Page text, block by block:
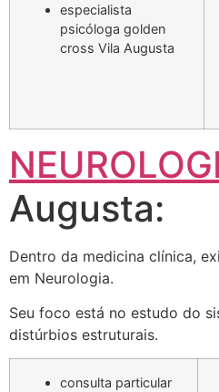
especialista
psicóloga golden
cross Vila Augusta
Augusta:
Dentro da medicina clínica,
em Neurologia.
Seu foco está no estudo do
distúrbios estruturais.
consulta particular